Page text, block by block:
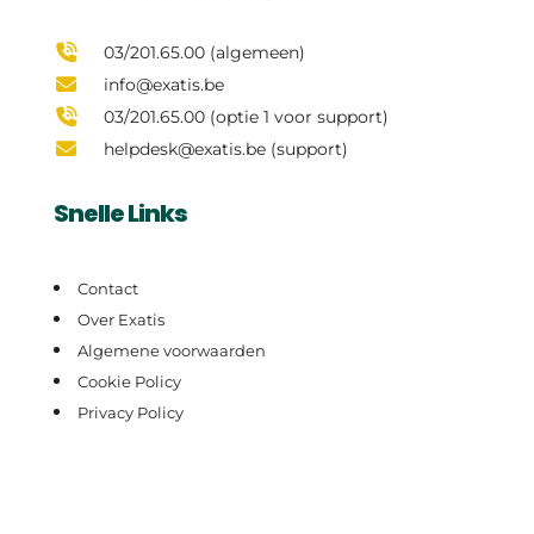
03/201.65.00 (algemeen)
info@exatis.be
03/201.65.00 (optie 1 voor support)
helpdesk@exatis.be (support)
Snelle Links
Contact
Over Exatis
Algemene voorwaarden
Cookie Policy
Privacy Policy